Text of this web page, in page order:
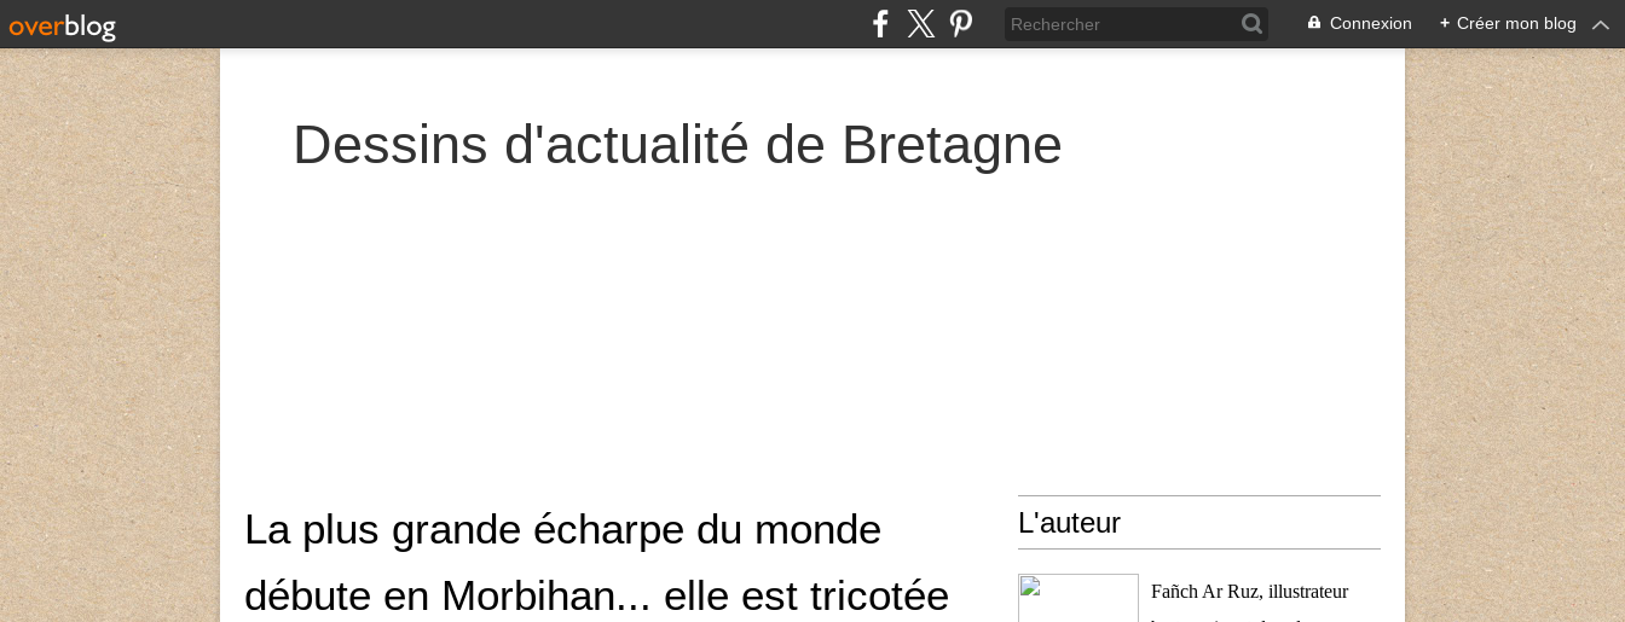
Connexion + Créer mon blog
Dessins d'actualité de Bretagne
La plus grande écharpe du monde
débute en Morbihan... elle est tricotée
L'auteur
Fañch Ar Ruz, illustrateur